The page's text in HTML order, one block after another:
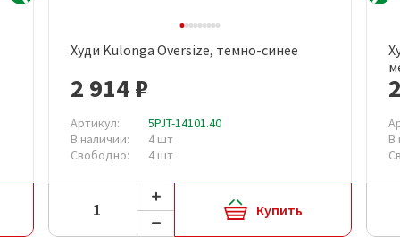
Худи Kulonga Oversize, темно-синее
2 914 ₽
Артикул:
5PJT-14101.40
В наличии:
4 шт
Свободно:
4 шт
Купить
В